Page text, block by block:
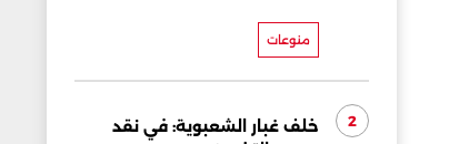
منوعات
2
خلف غبار الشعبوية: في نقد